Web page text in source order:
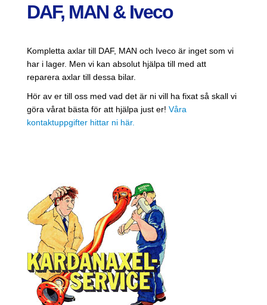
DAF, MAN & Iveco
Kompletta axlar till DAF, MAN och Iveco är inget som vi
har i lager. Men vi kan absolut hjälpa till med att
reparera axlar till dessa bilar.
Hör av er till oss med vad det är ni vill ha fixat så skall vi
göra vårat bästa för att hjälpa just er! Våra
kontaktuppgifter hittar ni här.